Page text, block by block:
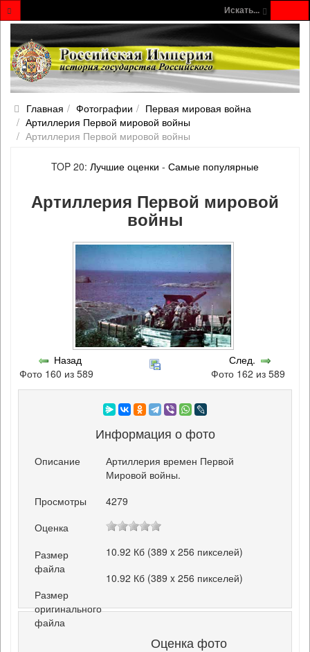
Искать...
Главная Фотографии
Первая мировая война
Артиллерия Первой мировой войны
Артиллерия Первой мировой войны
TOP 20: Лучшие оценки - Самые популярные
Артиллерия Первой мировой
войны
Назад
Фото 160 из 589
След.
Фото 162 из 589
Информация о фото
Описание
Артиллерия времен Первой
Мировой войны.
Просмотры
4279
Оценка
Размер
файла
10.92 Кб (389 x 256 пикселей)
Размер
оригинального
файла
10.92 Кб (389 x 256 пикселей)
Оценка фото